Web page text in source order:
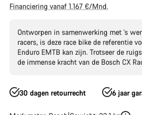
Financiering vanaf 1.167 €/Mnd.
Ontworpen in samenwerking met 's
racers, is deze race bike de referentie
Enduro EMTB kan zijn. Trotseer de
de immense kracht van de Bosch CX
30 dagen retourrecht 6 jaar